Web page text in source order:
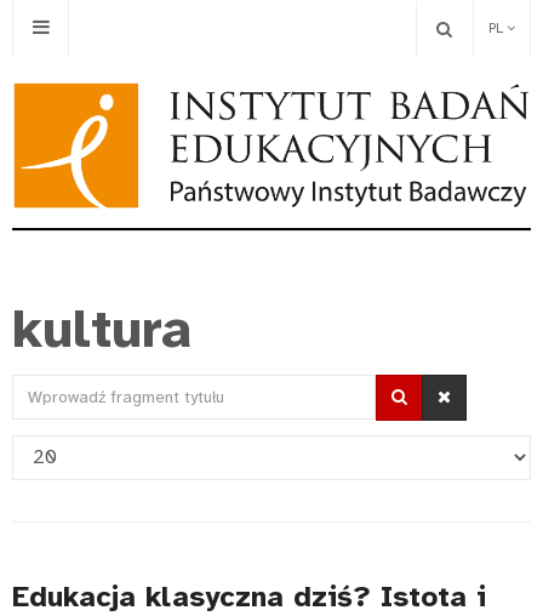
PL
kultura
Wprowadź
tytułu
Pokaż
Edukacja klasyczna dziś? Istota i